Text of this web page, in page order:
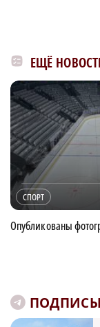
ЕЩЁ
СПОРТ
Опубликованы